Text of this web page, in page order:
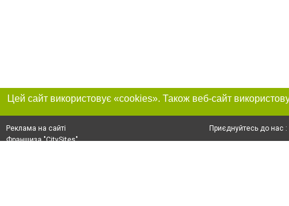
Реклама на сайті
Франшиза "CitySites"
Приєднуйтесь до нас :